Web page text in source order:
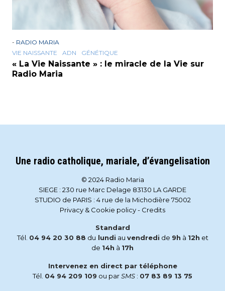
- RADIO MARIA
VIE NAISSANTE
ADN GÉNÉTIQUE
« La Vie Naissante » : le miracle de la Vie sur
Radio Maria
Une radio catholique, mariale, d’évangelisation
© 2024 Radio Maria
SIEGE : 230 rue Marc Delage 83130 LA GARDE
STUDIO de PARIS : 4 rue de la Michodière 75002
Privacy & Cookie policy- Credits
Standard
Tél. 04 94 20 30 88 du lundi au vendredi de 9h à 12h et
de 14h à 17h
Intervenez en direct par téléphone
Tél. 04 94 209 109 ou parSMS : 07 83 89 13 75